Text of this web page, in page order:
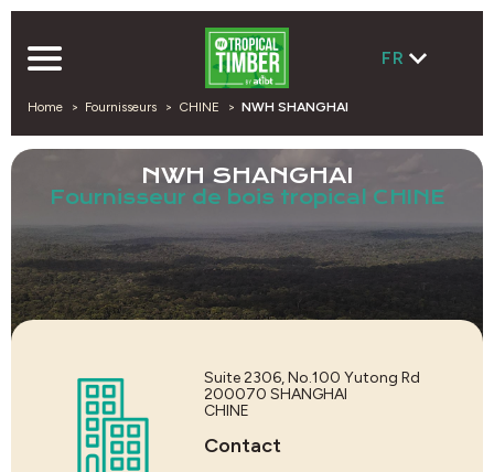
FR
Home Fournisseurs CHINE NWH SHANGHAI
NWH SHANGHAI
Fournisseur de bois tropical CHINE
Suite 2306, No.100 Yutong Rd
200070 SHANGHAI
CHINE
Contact